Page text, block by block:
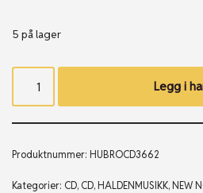
5 på lager
Legg i
Produktnummer: HUBROCD3662
Kategorier: CD, CD, HALDENMUSIKK, NEW